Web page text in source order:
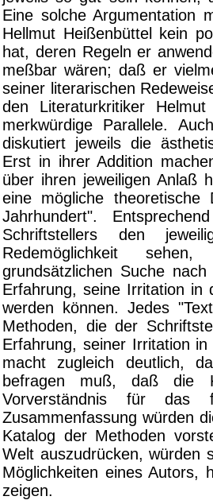
Eine solche Argumentation
Hellmut Heißenbüttel kein
hat, deren Regeln er
meßbar wären; daß er
seiner literarischen
den Literaturkritiker
merkwürdige Parallele.
diskutiert jeweils die
Erst in ihrer Addition
über ihren jeweiligen Anlaß
eine mögliche
Jahrhundert".
Schriftstellers den
Redemöglichkeit
grundsätzlichen Suche
Erfahrung, seine Irritation
werden können. Jedes
Methoden, die der
Erfahrung, seiner Irritation
macht zugleich deutlich,
befragen muß, daß die
Vorverständnis für
Zusammenfassung würden
Katalog der Methoden
Welt auszudrücken, würden
Möglichkeiten eines Autors,
zeigen.